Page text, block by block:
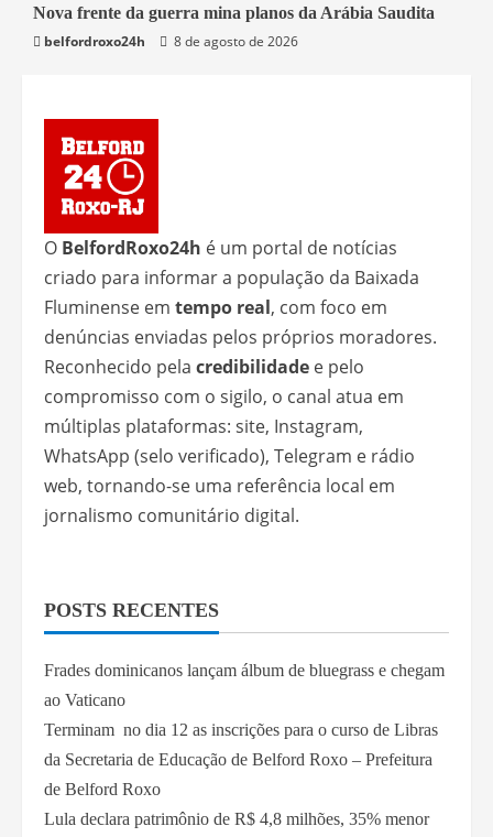
5 min read
Mundo
Nova frente da guerra mina planos da Arábia Saudita
belfordroxo24h
8 de agosto de 2026
O BelfordRoxo24h é um portal de notícias
criado para informar a população da Baixada
Fluminense em tempo real, com foco em
denúncias enviadas pelos próprios moradores.
Reconhecido pela credibilidade e pelo
compromisso com o sigilo, o canal atua em
múltiplas plataformas: site, Instagram,
WhatsApp (selo verificado), Telegram e rádio
web, tornando-se uma referência local em
jornalismo comunitário digital.
POSTS RECENTES
Frades dominicanos lançam álbum de bluegrass e chegam
ao Vaticano
Terminam no dia 12 as inscrições para o curso de Libras
da Secretaria de Educação de Belford Roxo – Prefeitura
de Belford Roxo
Lula declara patrimônio de R$ 4,8 milhões, 35% menor